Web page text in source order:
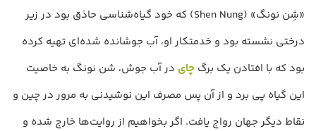
«شِن نونگ» (Shen Nung) که خود گیاه‌شناسی حاذق بود در زیر
درختی نشسته بود و خدمتکار او، آب جوشانده شده‌ای تهیه کرده
بود که با افتادن یک برگ چای در آب جوش، شن نونگ به خاصیت
این گیاه پی برد و از آن‌ پس مصرف این نوشیدنی به‌ مرور در چین و
نقاط دیگر جهان رواج یافت. اگر بخواهیم از روایت‌ها خارج شده و